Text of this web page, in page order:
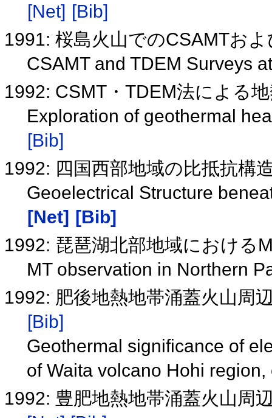
[Net] [Bib]
1991: 桜島火山でのCSAMTお
CSAMT and TDEM Surveys
1992: CSMT・TDEM法による
Exploration of geothermal
[Bib]
1992: 四国西部地域の比抵抗構
Geoelectrical Structure
[Net] [Bib]
1992: 琵琶湖北部地域における
MT observation in Northern
1992: 肥後地熱地帯涌蓋火山周
[Bib]
Geothermal significance of
of Waita volcano Hohi
1992: 豊肥地熱地帯涌蓋火山周